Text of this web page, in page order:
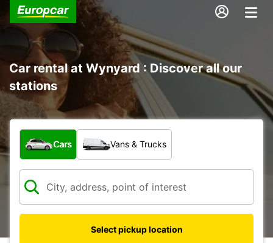
Car rental at Wynyard : Discover all our
stations
What type of vehicle?
Cars Vans & Trucks
Select pickup location